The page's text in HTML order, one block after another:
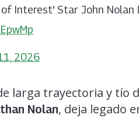
Interest' Star John Nolan
2026
larga trayectoria y tío
Nolan, deja legado